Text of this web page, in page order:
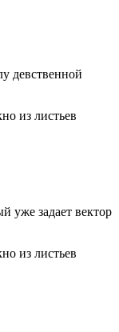
девственной
из листьев
уже задает вектор
из листьев